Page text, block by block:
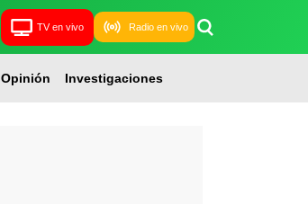
TV en vivo Radio en vivo
Opinión Investigaciones